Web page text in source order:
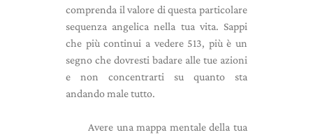
comprenda il valore di questa particolare
sequenza angelica nella tua vita. Sappi
che più continui a vedere 513, più è un
segno che dovresti badare alle tue azioni
e non concentrarti su quanto sta
andando male tutto.
Avere una mappa mentale della tua